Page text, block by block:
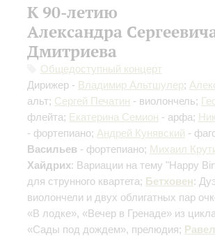
К 90-летию
Александра
Дмитриева
Общедоступный концерт
Дирижер - Владимир Альтшулер;
альт; Сергей Печатин - виолончель;
флейта; Екатерина Семион - арфа;
- фортепиано; Андрей Кунявский -
Васильев - фортепиано; Михаил
Хайдрих: Вариации на тему "Happy
для струнного квартета; Бетховен:
виолончели и двух облигатных пар
«В лодке», «Вечер в Гренаде» из
«Сады под дождем», прелюдия;